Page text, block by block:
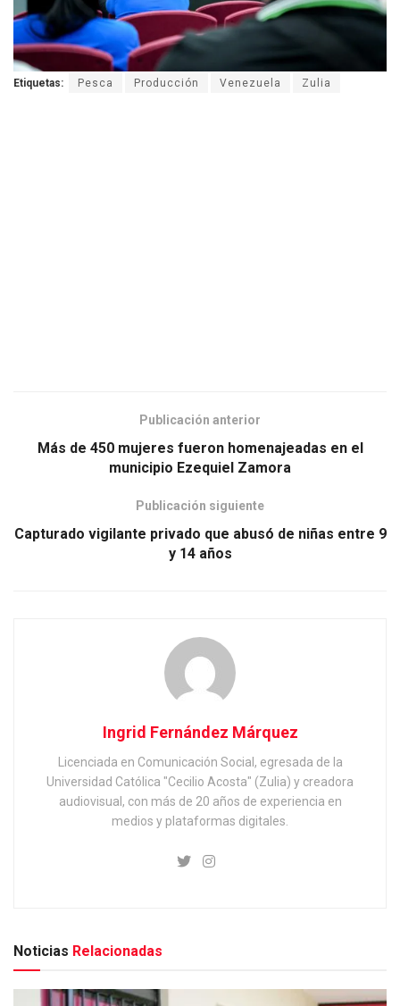
Etiquetas: Pesca Producción Venezuela Zulia
Publicación anterior
Más de 450 mujeres fueron homenajeadas en el
municipio Ezequiel Zamora
Publicación siguiente
Capturado vigilante privado que abusó de niñas entre 9
y 14 años
Ingrid Fernández Márquez
Licenciada en Comunicación Social, egresada de la
Universidad Católica "Cecilio Acosta" (Zulia) y creadora
audiovisual, con más de 20 años de experiencia en
medios y plataformas digitales.
Noticias Relacionadas